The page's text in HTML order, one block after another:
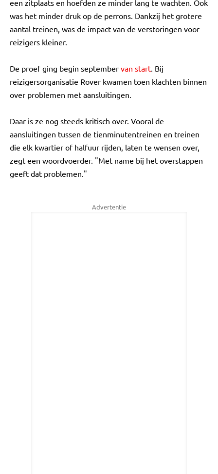
een zitplaats en hoefden ze minder lang te wachten. Ook
was het minder druk op de perrons. Dankzij het grotere
aantal treinen, was de impact van de verstoringen voor
reizigers kleiner.
De proef ging begin september van start. Bij
reizigersorganisatie Rover kwamen toen klachten binnen
over problemen met aansluitingen.
Daar is ze nog steeds kritisch over. Vooral de
aansluitingen tussen de tienminutentreinen en treinen
die elk kwartier of halfuur rijden, laten te wensen over,
zegt een woordvoerder. "Met name bij het overstappen
geeft dat problemen."
Advertentie